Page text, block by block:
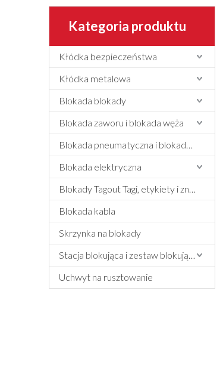
Kategoria produktu
Kłódka bezpieczeństwa
Kłódka metalowa
Blokada blokady
Blokada zaworu i blokada węża
Blokada pneumatyczna i blokada cylindra
Blokada elektryczna
Blokady Tagout Tagi, etykiety i znak
Blokada kabla
Skrzynka na blokady
Stacja blokująca i zestaw blokujący
Uchwyt na rusztowanie